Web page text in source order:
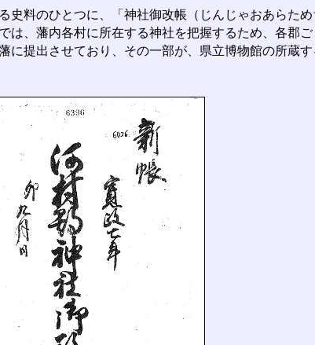
料のひとつに、「神社御改帳（じんじゃおあらため
は、藩内各村に所在する神社を把握するため、各郡ご
に提出させており、その一部が、県立博物館の所蔵